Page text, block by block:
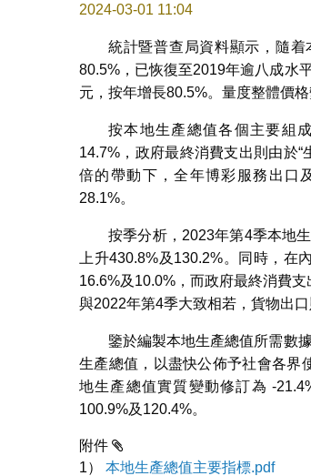
2024-03-01 11:04
統計暨普查局資料顯示，隨
80.5%，已恢復至2019年逾八成水
元，按年增長80.5%。量度整體價
按本地生產總值各個主要組
14.7%，政府最終消費支出則由於
倍的帶動下，全年博彩服務出口
28.1%。
按季分析，2023年第4季本地
上升430.8%及130.2%。同時，
16.6%及10.0%，而政府最終消費
與2022年第4季大致相若，貨物出口
鑒於編製本地生產總值所需數
生產總值，以盡快公佈予社會各界
地生產總值實質變動修訂為 -
100.9%及120.4%。
附件
1）
本地生產總值主要指標.pdf